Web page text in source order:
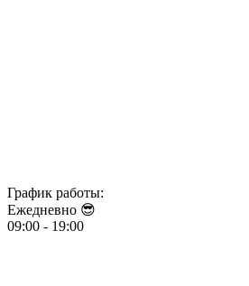
График работы:
Ежедневно 😎​​​​​​​
09:00 - 19:00